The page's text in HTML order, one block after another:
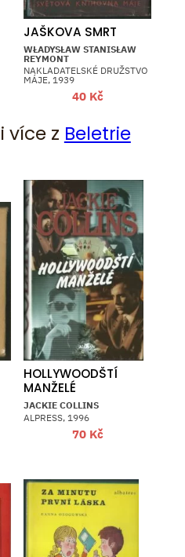
JAŠKOVA SMRT
WŁADYSŁAW STANISŁAW
REYMONT
NAKLADATELSKÉ DRUŽSTVO
MÁJE, 1939
40 Kč
více z Beletrie
HOLLYWOODŠTÍ
MANŽELÉ
JACKIE COLLINS
ALPRESS, 1996
70 Kč